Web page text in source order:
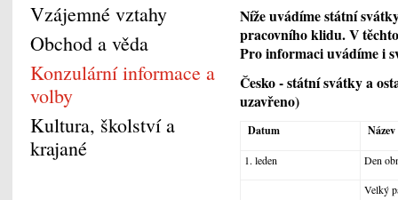
Níže uvádíme státní
pracovního klidu. V
Pro informaci uvádíme i
Česko - státní svátky a
uzavřeno)
Datum Název
1. leden Den
Velký
Vzájemné vztahy
Obchod a věda
Konzulární informace a
volby
Kultura, školství a
krajané